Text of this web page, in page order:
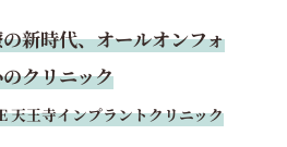
新時代、オールオンフォ
クリニック
天王寺インプラントクリニック